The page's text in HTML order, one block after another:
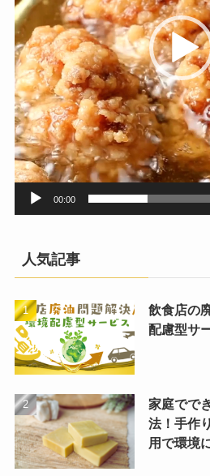
ー
00:00
人気記事
飲食店の
配慮型サ
家庭でで
法！手作
用で環境